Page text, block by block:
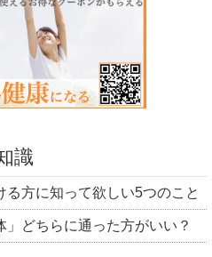
識
る方に知って欲しい5つのこと
」どちらに通った方がいい？